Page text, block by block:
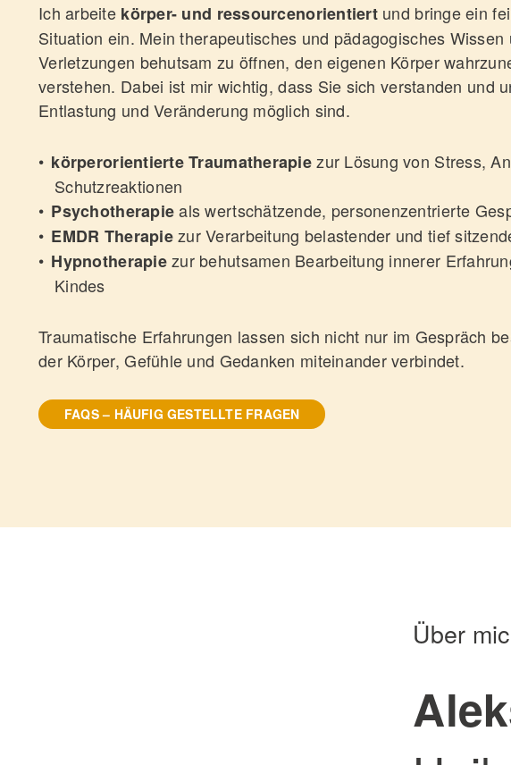
Ich arbeite körper- und ressourcenorientiertund bringe ein
Situation ein. Mein therapeutisches und pädagogisches
Verletzungen behutsam zu öffnen, den eigenen Körper
verstehen. Dabei ist mir wichtig, dass Sie sich verstanden und
Entlastung und Veränderung möglich sind.
körperorientierte Traumatherapiezur Lösung von Stress,
Schutzreaktionen
Psychotherapieals wertschätzende, personenzentrierte
EMDR Therapiezur Verarbeitung belastender und tief
Hypnotherapiezur behutsamen Bearbeitung innerer
Kindes
Traumatische Erfahrungen lassen sich nicht nur im Gespräch
der Körper, Gefühle und Gedanken miteinander verbindet.
FAQS – HÄUFIG GESTELLTE FRAGEN
Über